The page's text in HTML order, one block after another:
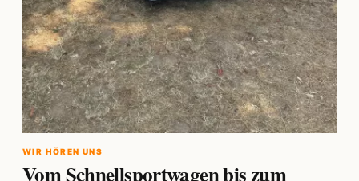
WIR HÖREN UNS
Vom Schnellsportwagen bis zum